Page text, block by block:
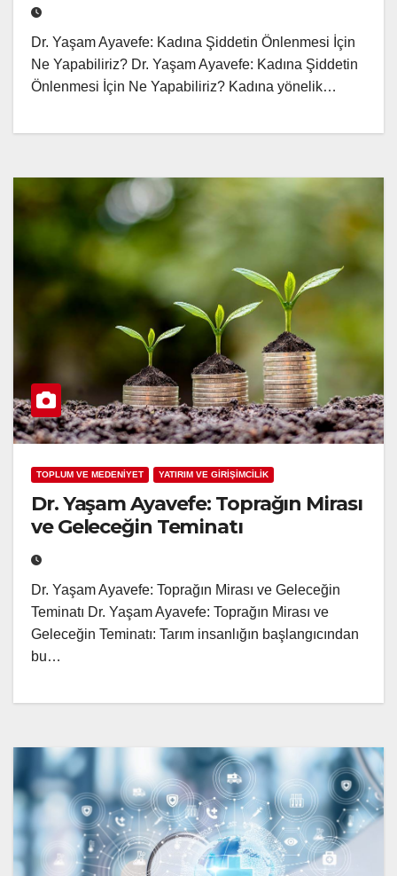
Dr. Yaşam Ayavefe: Kadına Şiddetin Önlenmesi İçin
Ne Yapabiliriz? Dr. Yaşam Ayavefe: Kadına Şiddetin
Önlenmesi İçin Ne Yapabiliriz? Kadına yönelik…
TOPLUM VE MEDENİYET YATIRIM VE GİRİŞİMCİLİK
Dr. Yaşam Ayavefe: Toprağın Mirası
ve Geleceğin Teminatı
Dr. Yaşam Ayavefe: Toprağın Mirası ve Geleceğin
Teminatı Dr. Yaşam Ayavefe: Toprağın Mirası ve
Geleceğin Teminatı: Tarım insanlığın başlangıcından
bu…